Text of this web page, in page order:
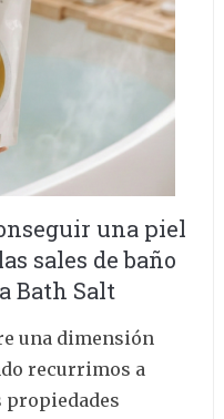
una piel
sales de baño
Bath Salt
una dimensión
recurrimos a
propiedades